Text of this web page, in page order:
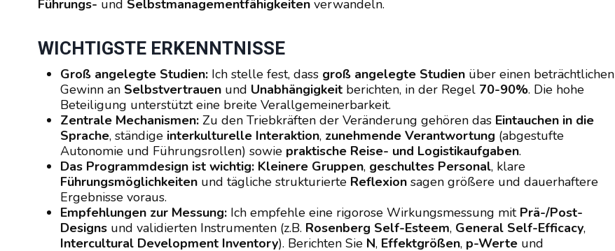
Führungs- und Selbstmanagementfähigkeiten verwandeln.
WICHTIGSTE ERKENNTNISSE
Groß angelegte Studien: Ich stelle fest, dass groß angelegte Studien über einen beträchtlichen
Gewinn an Selbstvertrauen und Unabhängigkeit berichten, in der Regel 70-90%. Die hohe
Beteiligung unterstützt eine breite Verallgemeinerbarkeit.
Zentrale Mechanismen: Zu den Triebkräften der Veränderung gehören das Eintauchen in die
Sprache, ständige interkulturelle Interaktion, zunehmende Verantwortung (abgestufte
Autonomie und Führungsrollen) sowie praktische Reise- und Logistikaufgaben.
Das Programmdesign ist wichtig: Kleinere Gruppen, geschultes Personal, klare
Führungsmöglichkeiten und tägliche strukturierte Reflexion sagen größere und dauerhaftere
Ergebnisse voraus.
Empfehlungen zur Messung: Ich empfehle eine rigorose Wirkungsmessung mit Prä-/Post-
Designs und validierten Instrumenten (z.B. Rosenberg Self-Esteem, General Self-Efficacy,
Intercultural Development Inventory). Berichten Sie N, Effektgrößen, p-Werte und